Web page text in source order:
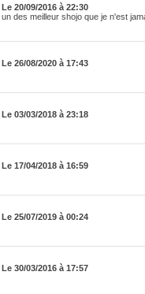
Le 20/09/2016 à 22:30
un des meilleur shojo que je n'est
Le 26/08/2020 à 17:43
Le 03/03/2018 à 23:18
Le 17/04/2018 à 16:59
Le 25/07/2019 à 00:24
Le 30/03/2016 à 17:57